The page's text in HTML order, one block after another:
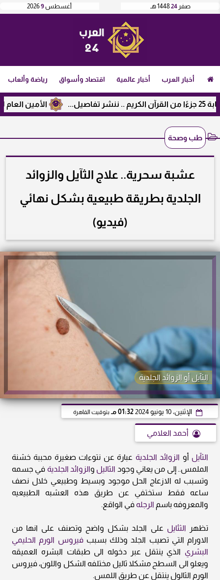
أغسطس9
2026 صفر 241448 هـ
أخبار العرب أخبار عالمية اقتصاد وأسواق رياضة وألعاب
الأمين العام لرابطة
طب وصحة
عشبة سحرية.. علاج الثآيل والزوائد
الجلدية بطريقة طبيعية بشكل نهائي
(فيديو)
الثآيل أو الزوائد الجلدية
الإثنين، 10 يونيو 2024 01:32 مـ بتوقيت القاهرة
أحمد العلامي
الثآيل أو الزوائد الجلدية عبارة عن نتوءات صغيرة محببة خشنة
الملمس.. إلى من يعاني وجود الثاليل والزوائد الجلدية في جسمه
وتسبب له الازعاج الحل موجود وبسيط وطبيعي خلال نصف
ساعه فقط ستختفي عن طريق هذه العشبه الطبيعيه
والمعروفه باسم الرجله في الواقع.
تظهر الثئايل على الجلد بشكل واضح وتصنف على انها من
الاورام التي تصيب الجلد وذلك بسببفيروس الورم الحليمي
البشري الذي ينتقل عبر دخوله الى طبقات البشره العميقه
ويعلو الى السطح مشكلا ثاليل مختلفه الشكل واللون، فيروس
الورم الثالول ينتقل عن طريق اللمس.